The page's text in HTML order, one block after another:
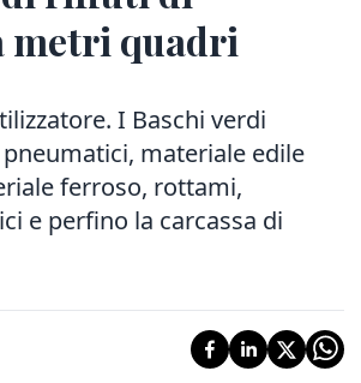
metri quadri
I Baschi verdi
materiale edile
ferroso, rottami,
e perfino la carcassa di